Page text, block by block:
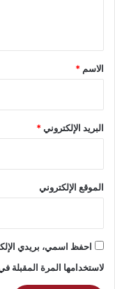
*
الاسم *
البريد الإلكتروني*
الموقع الإلكتروني
احفظ اسمي، بريدي
لاستخدامها المرة المقبلة